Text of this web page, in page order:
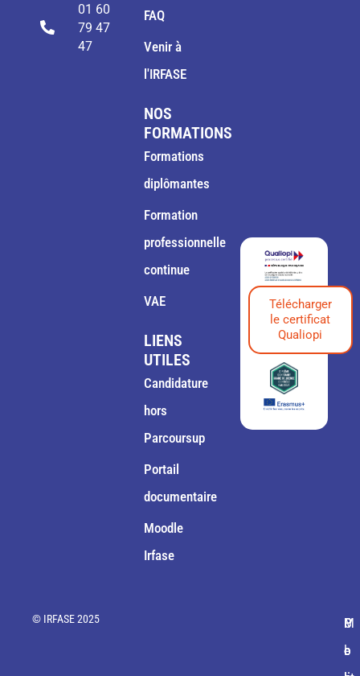
01 60
79 47
47
FAQ
Venir à
l'IRFASE
NOS
FORMATIONS
Formations
diplômantes
Formation
professionnelle
continue
VAE
LIENS
UTILES
Candidature
hors
Parcoursup
Portail
documentaire
Moodle
Irfase
Télécharger
le certificat
Qualiopi
© IRFASE 2025
M
e
C
o
P
o
P
o
P
l